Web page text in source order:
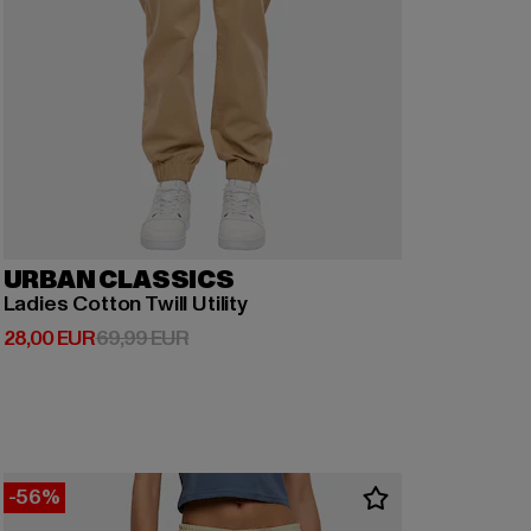
URBAN CLASSICS
Ladies Cotton Twill Utility
28,00 EUR
Derzeitiger Preis: 28,00 EUR
69,99 EURAktionspreis: 69,99 EUR
-56%